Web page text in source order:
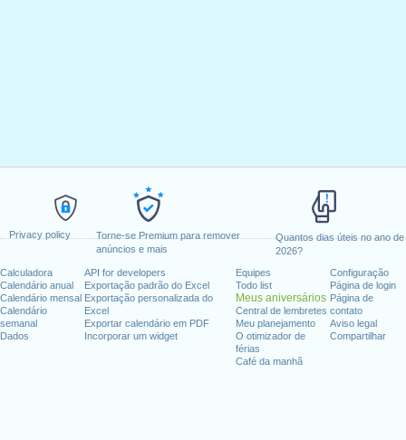
Privacy policy
Torne-se Premium para remover
anúncios e mais
Quantos dias úteis no ano de
2026?
Calculadora
Calendário anual
Calendário mensal
Calendário
semanal
Dados
API for developers
Exportação padrão do Excel
Exportação personalizada do
Excel
Exportar calendário em PDF
Incorporar um widget
Equipes
Todo list
Meus aniversários
Central de lembretes
Meu planejamento
O otimizador de
férias
Café da manhã
Configuração
Página de login
Página de
contato
Aviso legal
Compartilhar